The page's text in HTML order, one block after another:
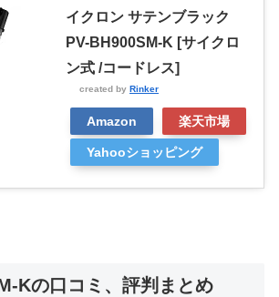
イクロン サテンブラック
PV-BH900SM-K [サイクロ
ン式 /コードレス]
created by Rinker
Amazon 楽天市場
Yahooショッピング
Kの口コミ、評判まとめ